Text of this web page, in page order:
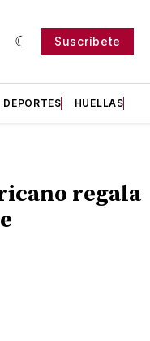
Suscríbete
DEPORTES HUELLAS
regala